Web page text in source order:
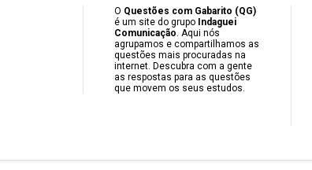
O Questões com Gabarito (QG)
é um site do grupo Indaguei
Comunicação. Aqui nós
agrupamos e compartilhamos as
questões mais procuradas na
internet. Descubra com a gente
as respostas para as questões
que movem os seus estudos.